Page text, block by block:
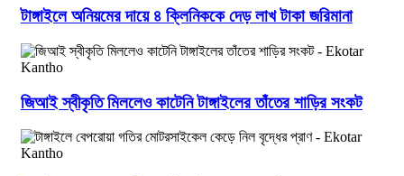
টাঙ্গাইলে অনিয়মের দায়ে ৪ ক্লিনিককে দেড় লাখ টাকা জরিমানা
জিআই স্বীকৃতি মিললেও কাটেনি টাঙ্গাইলের তাঁতের শাড়ির সংকট